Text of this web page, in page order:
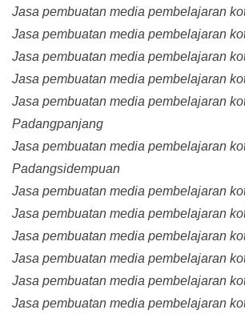
Jasa pembuatan media pembelajaran
Jasa pembuatan media pembelajaran
Jasa pembuatan media pembelajaran
Jasa pembuatan media pembelajaran
Jasa pembuatan media pembelajaran
Padangpanjang
Jasa pembuatan media pembelajaran
Padangsidempuan
Jasa pembuatan media pembelajaran
Jasa pembuatan media pembelajaran
Jasa pembuatan media pembelajaran
Jasa pembuatan media pembelajaran
Jasa pembuatan media pembelajaran
Jasa pembuatan media pembelajaran